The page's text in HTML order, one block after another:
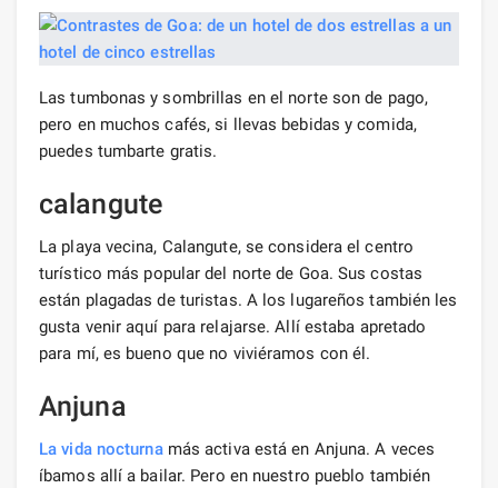
Las tumbonas y sombrillas en el norte son de pago,
pero en muchos cafés, si llevas bebidas y comida,
puedes tumbarte gratis.
calangute
La playa vecina, Calangute, se considera el centro
turístico más popular del norte de Goa. Sus costas
están plagadas de turistas. A los lugareños también les
gusta venir aquí para relajarse. Allí estaba apretado
para mí, es bueno que no viviéramos con él.
Anjuna
La vida nocturnamás activa está en Anjuna. A veces
íbamos allí a bailar. Pero en nuestro pueblo también